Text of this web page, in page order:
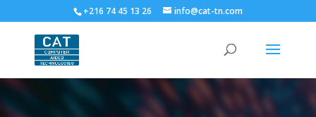
+216 74 45 13 26 info@cat-tn.com